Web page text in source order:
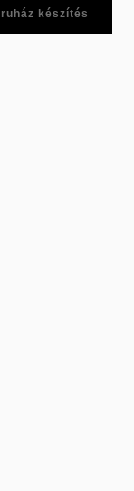
készítés